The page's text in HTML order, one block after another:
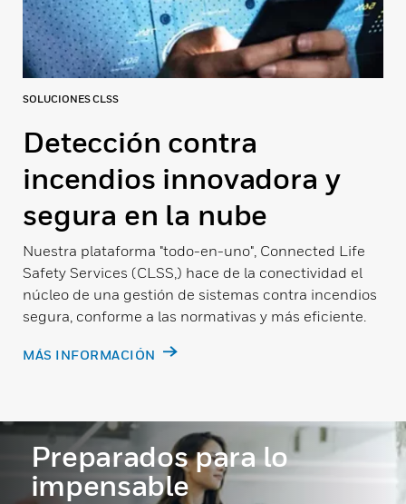
SOLUCIONES CLSS
Detección contra
incendios innovadora y
segura en la nube
Nuestra plataforma "todo-en-uno", Connected Life
Safety Services (CLSS,) hace de la conectividad el
núcleo de una gestión de sistemas contra incendios
segura, conforme a las normativas y más eficiente.
MÁS INFORMACIÓN
Preparados para lo
impensable